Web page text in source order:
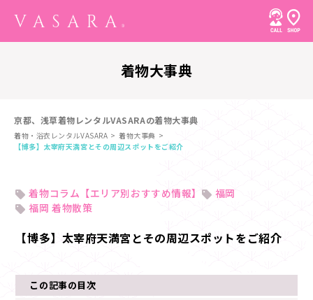
着物大事典
京都、浅草着物レンタルVASARAの着物大事典
着物・浴衣レンタルVASARA
着物大事典
【博多】太宰府天満宮とその周辺スポットをご紹介
着物コラム【エリア別おすすめ情報】
福岡
福岡 着物散策
【博多】太宰府天満宮とその周辺スポットをご紹介
この記事の目次